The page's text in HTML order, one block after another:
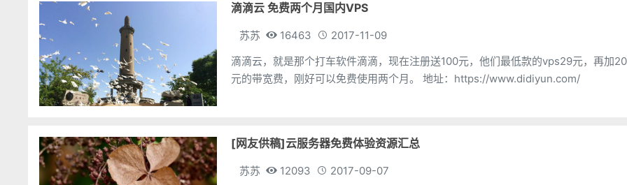
滴滴云 免费两个月国内VPS
苏苏 16463
2017-11-09
滴滴云，就是那个打车软件滴滴，现在注册送100元，他们最低款的vps29元，再加20
元的带宽费，刚好可以免费使用两个月。 地址：https://www.didiyun.com/
[网友供稿]云服务器免费体验资源汇总
苏苏 12093
2017-09-07